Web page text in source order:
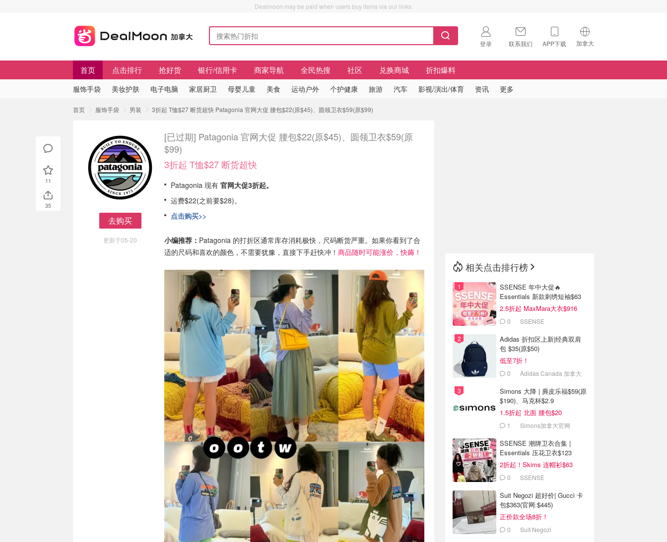
Dealmoon may be paid when users buy items via our links.
登录 联系我们 APP下载 加拿大
🇺🇸
首页 点击排行 抢好货 银行/信用卡 商家导航 全民热搜 社区 兑换商城 折扣爆料
服饰手袋 美妆护肤 电子电脑 家居厨卫 母婴儿童 美食 运动户外 个护健康 旅游 汽车 影视/演出/体育 资讯 更多
首页 服饰手袋 男装 3折起 T恤$27 断货超快 Patagonia 官网大促 腰包$22(原$45)、圆领卫衣$59(原$99)
去购买
更新于05-20
[已过期] Patagonia 官网大促 腰包$22(原$45)、圆领卫衣$59(原
$99)
3折起 T恤$27 断货超快
Patagonia 现有 官网大促3折起。
运费$22(之前要$28)。
点击购买>>
小编推荐： Patagonia 的打折区通常库存消耗极快，尺码断货严重。如果你看到了合
适的尺码和喜欢的颜色，不需要犹豫，直接下手赶快冲！ 商品随时可能涨价，快薅！
11
35
相关点击排行榜
SSENSE 年中大促🔥
Essentials 新款刺绣短袖$63
2.5折起 MaxMara大衣$916
(原$2130)
0 SSENSE
Adidas 折扣区上新|经典双肩
包 $35(原$50)
低至7折！
0
Adidas Canada 加拿大
Simons 大降 | 麂皮乐福$59(原
$190)、马克杯$2.9
1.5折起 北面 腰包$20
1 Simons加拿大官网
SSENSE 潮牌卫衣合集 |
Essentials 压花卫衣$123
2折起！Skims 连帽衫$63
0 SSENSE
Suit Negozi 超好价| Gucci 卡
包$363(官网:$445)
正价款全场8折！
0 Suit Negozi